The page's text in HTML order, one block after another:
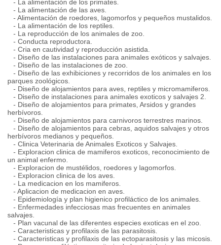
- La alimentación de los primates.
- La alimentación de las aves.
- Alimentación de roedores, lagomorfos y pequeños mustalidos.
- La alimentación de los reptiles.
- La reproducción de los animales de zoo.
- Conducta reproductora.
- Cria en cautividad y reproducción asistida.
- Diseño de las instalaciones para animales exóticos y salvajes.
- Diseño de las instalaciones de zoo.
- Diseño de las exhibiciones y recorridos de los animales en los
parques zoológicos.
- Diseño de alojamientos para aves, reptiles y micromamiferos.
- Diseño de instalaciones para animales exoticos y salvajes 2.
- Diseño de alojamientos para primates, Arsidos y grandes
herbívoros.
- Diseño de alojamientos para carni­voros terrestres marinos.
- Diseño de alojamientos para cebras, aquidos salvajes y otros
herbívoros medianos y pequeños.
- Cli­nica Veterinaria de Animales Exoticos y Salvajes.
- Exploracion cli­nica de mamiferos exoticos, reconocimiento de
un animal enfermo.
- Exploracion de mustélidos, roedores y lagomorfos.
- Exploracion clinica de los aves.
- La medicacion en los mamiferos.
- Aplicacion de medicacion en aves.
- Epidemiología y plan higienico profiláctico de los animales.
- Enfermedades infecciosas mas frecuentes en animales
salvajes.
- Plan vacunal de las diferentes especies exoticas en el zoo.
- Caracteri­sticas y profilaxis de las parasitosis.
- Caracteristicas y profilaxis de las ectoparasitosis y las micosis.